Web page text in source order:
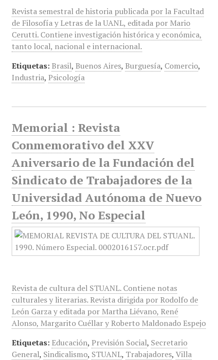
Revista semestral de historia publicada por la Facultad
de Filosofía y Letras de la UANL, editada por Mario
Cerutti. Contiene investigación histórica y económica,
tanto local, nacional e internacional.
Etiquetas: Brasil, Buenos Aires, Burguesía, Comercio,
Industria, Psicología
Memorial : Revista
Conmemorativo del XXV
Aniversario de la Fundación del
Sindicato de Trabajadores de la
Universidad Autónoma de Nuevo
León, 1990, No Especial
Revista de cultura del STUANL. Contiene notas
culturales y literarias. Revista dirigida por Rodolfo de
León Garza y editada por Martha Liévano, René
Alonso, Margarito Cuéllar y Roberto Maldonado Espejo
Etiquetas: Educación, Previsión Social, Secretario
General, Sindicalismo, STUANL, Trabajadores, Villa